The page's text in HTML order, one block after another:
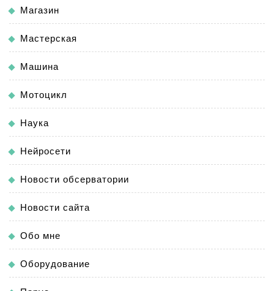
Магазин
Мастерская
Машина
Мотоцикл
Наука
Нейросети
Новости обсерватории
Новости сайта
Обо мне
Оборудование